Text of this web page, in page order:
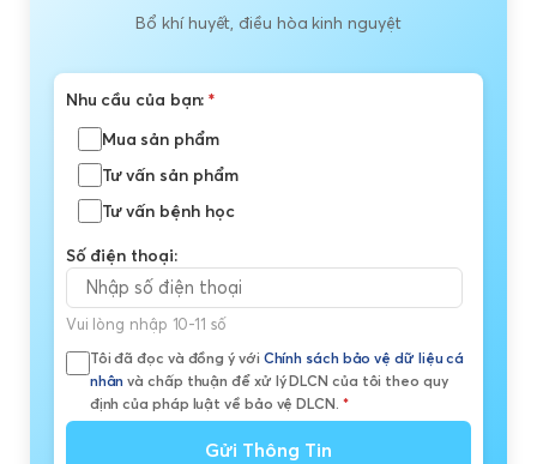
Bổ khí huyết, điều hòa kinh nguyệt
Nhu cầu của bạn:*
Mua sản phẩm
Tư vấn sản phẩm
Tư vấn bệnh học
Số điện thoại:
Vui lòng nhập 10-11 số
Tôi đã đọc và đồng ý với Chính sách bảo vệ dữ liệu cá
nhân và chấp thuận để xử lý DLCN của tôi theo quy
định của pháp luật về bảo vệ DLCN. *
Gửi Thông Tin